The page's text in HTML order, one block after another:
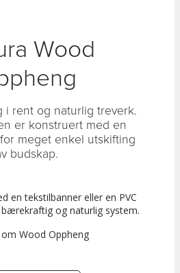
Wood
i rent og naturlig treverk.
er konstruert med en
meget enkel utskifting
budskap.
en tekstilbanner eller en PVC
og naturlig system.
Wood Oppheng